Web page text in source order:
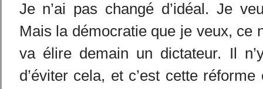
Je n’ai pas changé d’idéal. Je
Mais la démocratie que je veux, ce
va élire demain un dictateur. Il
d’éviter cela, et c’est cette